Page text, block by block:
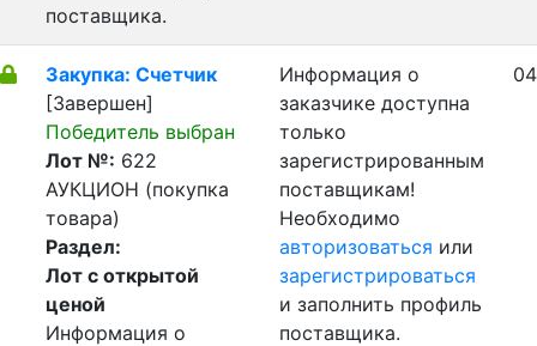
поставщика.
Закупка: Счетчик
[Завершен]
Победитель выбран
Лот №: 622
АУКЦИОН (покупка
товара)
Раздел:
Лот с открытой
ценой
Информация о
Информация о
заказчике доступна
только
зарегистрированным
поставщикам!
Необходимо
авторизоваться или
зарегистрироваться
и заполнить профиль
поставщика.